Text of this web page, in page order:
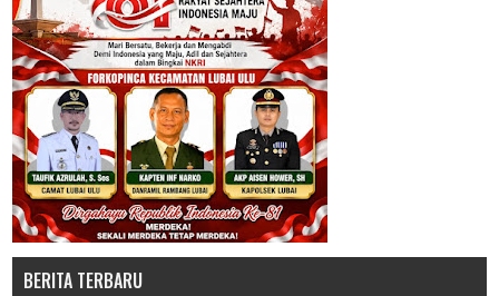
BERITA TERBARU